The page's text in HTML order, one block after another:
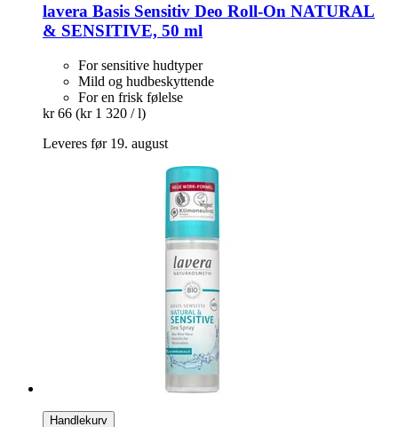
lavera Basis Sensitiv Deo Roll-​On NATURAL
& SENSITIVE, 50 ml
For sensitive hudtyper
Mild og hudbeskyttende
For en frisk følelse
kr 66 (kr 1 320 / l)
Leveres før 19. august
Handlekurv